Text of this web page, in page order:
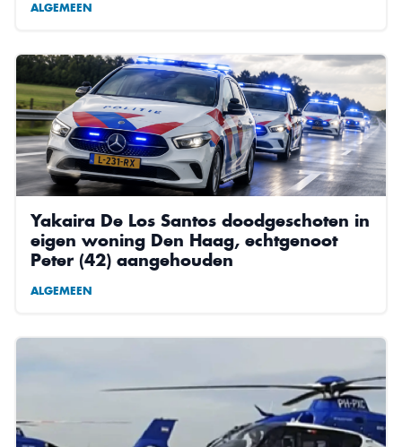
ALGEMEEN
Yakaira De Los Santos doodgeschoten in
eigen woning Den Haag, echtgenoot
Peter (42) aangehouden
ALGEMEEN